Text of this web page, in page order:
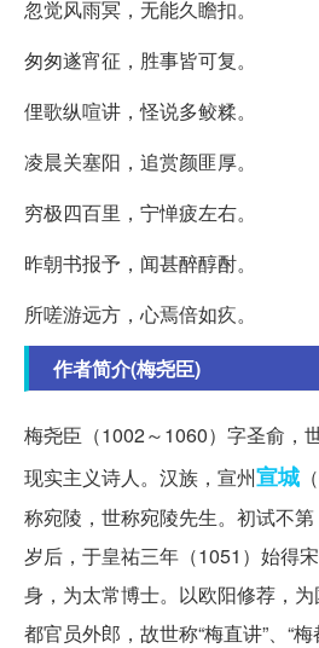
忽觉风雨冥，无能久瞻扣。
匆匆遂宵征，胜事皆可复。
俚歌纵喧讲，怪说多鲛糅。
凌晨关塞阳，追赏颜匪厚。
穷极四百里，宁惮疲左右。
昨朝书报予，闻甚醉醇酎。
所嗟游远方，心焉倍如疚。
作者简介(梅尧臣)
梅尧臣（1002～1060）字圣俞，
现实主义诗人。汉族，宣州宣城
称宛陵，世称宛陵先生。初试不
岁后，于皇祐三年（1051）始得
身，为太常博士。以欧阳修荐，
都官员外郎，故世称“梅直讲”、“